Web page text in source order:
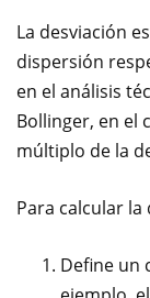
La desviación
dispersión
en el análisis
Bollinger, en el
múltiplo de la
Para calcular
Define un